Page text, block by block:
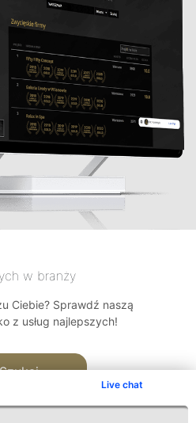
Live chat
w branży
Ciebie? Sprawdź naszą
z usług najlepszych!
Szukaj